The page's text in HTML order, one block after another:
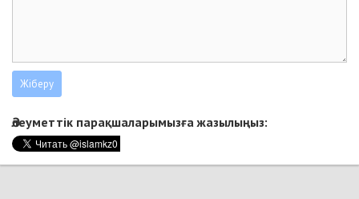
Әлеуметтік парақшаларымызға жазылыңыз: